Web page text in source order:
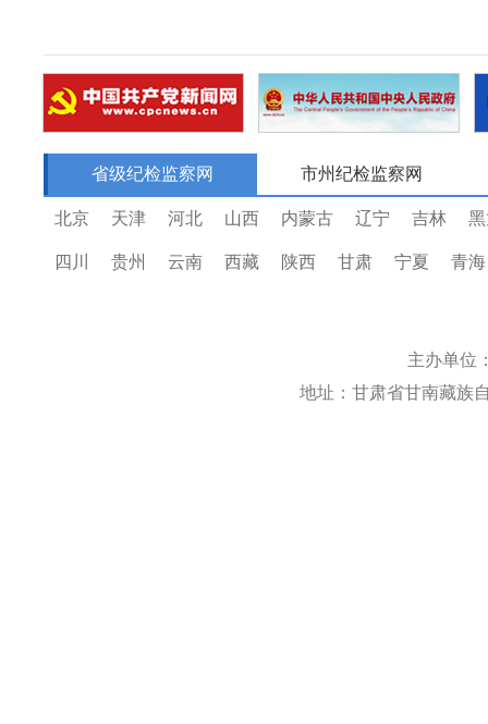
省级纪检监察网 市州纪检监察网
北京 天津 河北 山西 内蒙古 辽宁 吉林
四川 贵州 云南 西藏 陕西 甘肃 宁夏 青海
主办单位
地址：甘肃省甘南藏族